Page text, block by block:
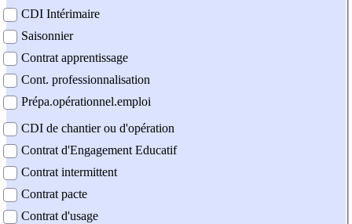
CDI Intérimaire
Saisonnier
Contrat apprentissage
Cont. professionnalisation
Prépa.opérationnel.emploi
CDI de chantier ou d'opération
Contrat d'Engagement Educatif
Contrat intermittent
Contrat pacte
Contrat d'usage